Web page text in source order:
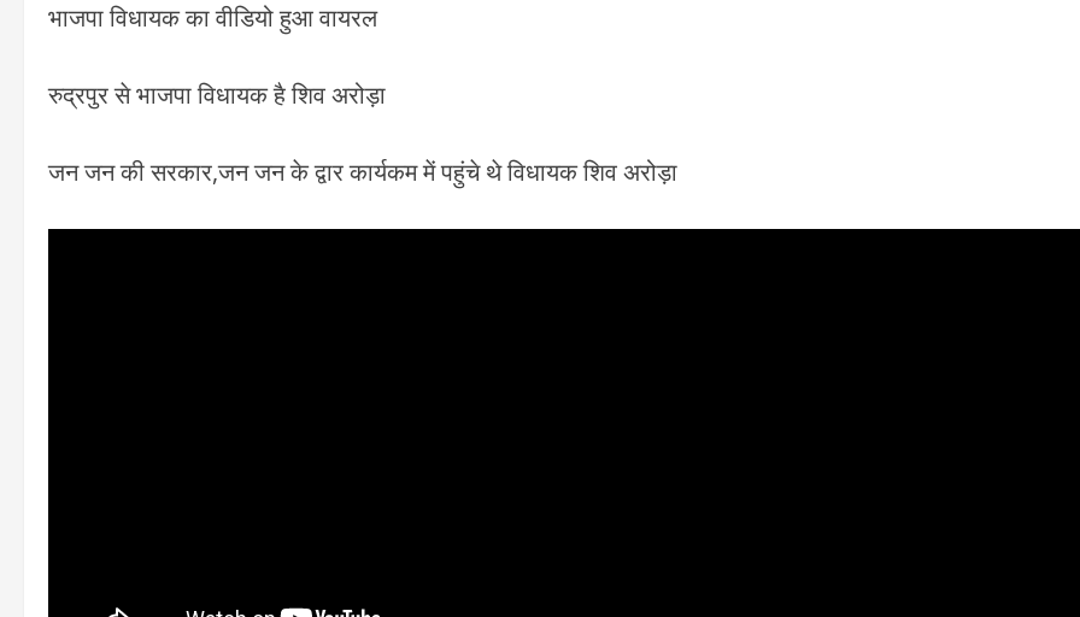
भाजपा विधायक का वीडियो हुआ वायरल
रुद्रपुर से भाजपा विधायक है शिव अरोड़ा
जन जन की सरकार,जन जन के द्वार कार्यकम में पहुंचे थे विधायक शिव अरोड़ा